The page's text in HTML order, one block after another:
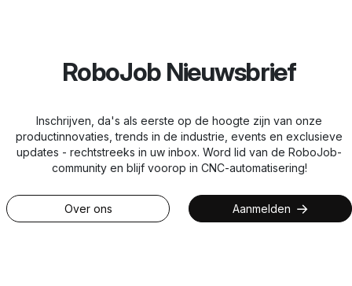
RoboJob Nieuwsbrief
Inschrijven, da's als eerste op de hoogte zijn van onze
productinnovaties, trends in de industrie, events en exclusieve
updates - rechtstreeks in uw inbox. Word lid van de RoboJob-
community en blijf voorop in CNC-automatisering!
Over ons Aanmelden